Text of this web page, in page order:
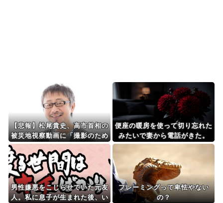
Powered by livedoor 相互RSS
【悲報】松尾貴史、高市首相の
被災地視察動画に「撮影のため
の視察でしかない」
便座の暖房を使って切り忘れた
みたいで妻から電話がきた。
「あれ程便座の暖房を使うなと
言ったのに！もう貴方の事は信
用出来ない！」と…
男性嫌悪をこじらせていた元友
人。私に息子が生まれた後、い
フレーミングって卑怯やない
の？